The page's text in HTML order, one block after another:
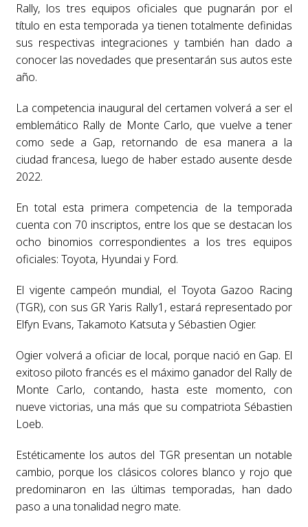
Rally, los tres equipos oficiales que pugnarán por el
título en esta temporada ya tienen totalmente definidas
sus respectivas integraciones y también han dado a
conocer las novedades que presentarán sus autos este
año.
La competencia inaugural del certamen volverá a ser el
emblemático Rally de Monte Carlo, que vuelve a tener
como sede a Gap, retornando de esa manera a la
ciudad francesa, luego de haber estado ausente desde
2022.
En total esta primera competencia de la temporada
cuenta con 70 inscriptos, entre los que se destacan los
ocho binomios correspondientes a los tres equipos
oficiales: Toyota, Hyundai y Ford.
El vigente campeón mundial, el Toyota Gazoo Racing
(TGR), con sus GR Yaris Rally1, estará representado por
Elfyn Evans, Takamoto Katsuta y Sébastien Ogier.
Ogier volverá a oficiar de local, porque nació en Gap. El
exitoso piloto francés es el máximo ganador del Rally de
Monte Carlo, contando, hasta este momento, con
nueve victorias, una más que su compatriota Sébastien
Loeb.
Estéticamente los autos del TGR presentan un notable
cambio, porque los clásicos colores blanco y rojo que
predominaron en las últimas temporadas, han dado
paso a una tonalidad negro mate.